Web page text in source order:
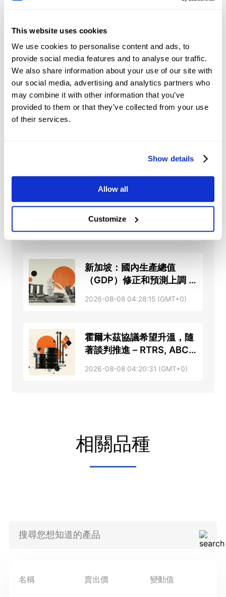
This website uses cookies
We use cookies to personalise content and ads, to
provide social media features and to analyse our traffic.
We also share information about your use of our site with
our social media, advertising and analytics partners who
may combine it with other information that you’ve
provided to them or that they’ve collected from your use
of their services.
Show details
Allow all
Customize
or influence currency prices.
NZDCAD 即時新聞
2026-08-08 05:52:10 (GMT+0)
美元基調看漲 - 大華銀行
2026-08-08 05:13:11 (GMT+0)
新加坡：國內生產總值
（GDP）修正和預測上調 –
2026-08-08 04:28:15 (GMT+0)
霍爾木茲協議希望升溫，隨
著談判推進 – RTRS, ABC
2026-08-08 04:20:31 (GMT+0)
相關品種
名稱 賣出價 變動值